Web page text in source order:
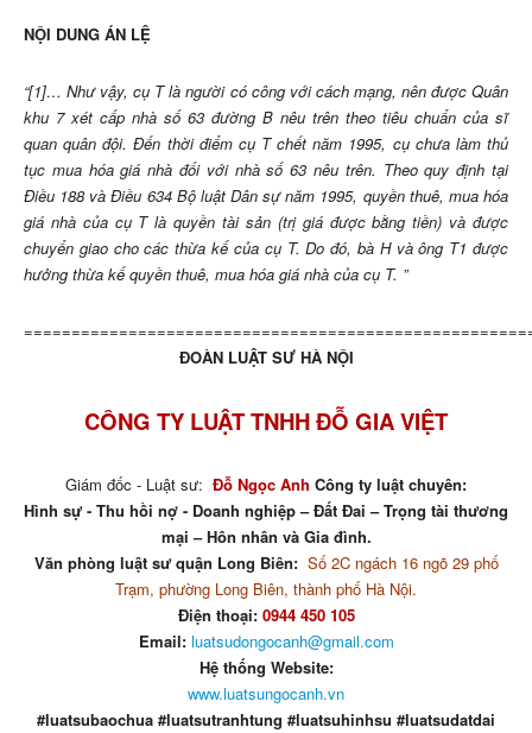
NỘI DUNG ÁN LỆ
“[1]… Như vậy, cụ T là người có công với cách mạng, nên được Quân
khu 7 xét cấp nhà số 63 đường B nêu trên theo tiêu chuẩn của sĩ
quan quân đội. Đến thời điểm cụ T chết năm 1995, cụ chưa làm thủ
tục mua hóa giá nhà đối với nhà số 63 nêu trên. Theo quy định tại
Điều 188 và Điều 634 Bộ luật Dân sự năm 1995, quyền thuê, mua hóa
giá nhà của cụ T là quyền tài sản (trị giá được bằng tiền) và được
chuyển giao cho các thừa kế của cụ T. Do đó, bà H và ông T1 được
hưởng thừa kế quyền thuê, mua hóa giá nhà của cụ T. ”
ĐOÀN LUẬT SƯ HÀ NỘI
CÔNG TY LUẬT TNHH ĐỖ GIA VIỆT
Giám đốc - Luật sư: Đỗ Ngọc Anh Công ty luật chuyên:
Hình sự - Thu hồi nợ - Doanh nghiệp – Đất Đai – Trọng tài thương
mại – Hôn nhân và Gia đình.
Văn phòng luật sư quận Long Biên: Số 2C ngách 16 ngõ 29 phố
Trạm, phường Long Biên, thành phố Hà Nội.
Điện thoại: 0944 450 105
Email: luatsudongocanh@gmail.com
Hệ thống Website:
www.luatsungocanh.vn
#luatsubaochua #luatsutranhtung #luatsuhinhsu #luatsudatdai